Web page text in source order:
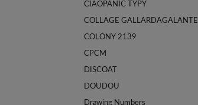
CIAOPANIC TYPY
COLLAGE GALLARDAGALANTE
COLONY 2139
CPCM
DISCOAT
DOUDOU
Drawing Numbers